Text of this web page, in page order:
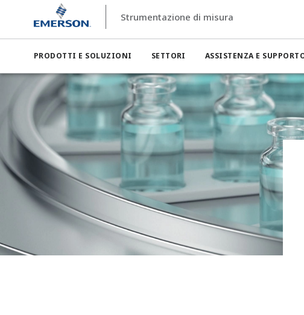
Strumentazione di misura
PRODOTTI E SOLUZIONI SETTORI ASSISTENZA E